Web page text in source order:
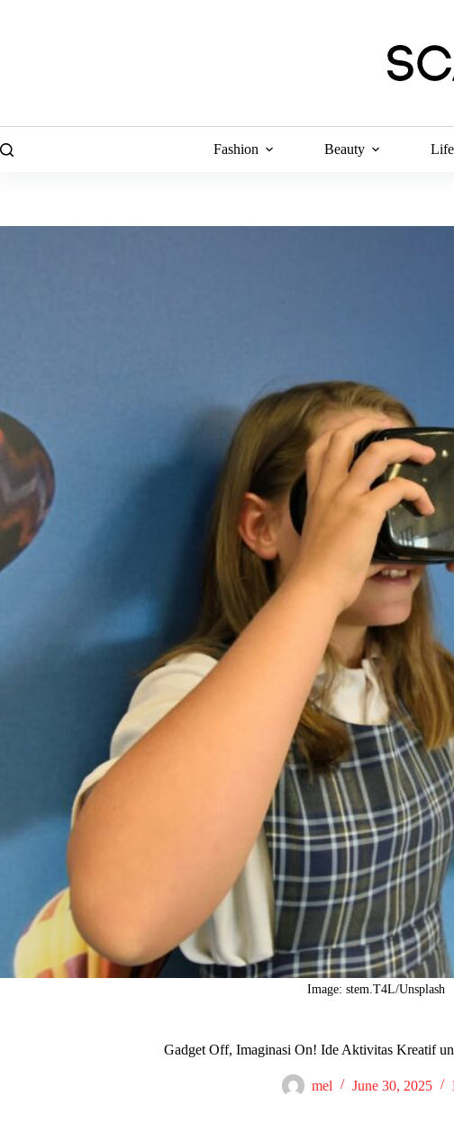
Fashion Beauty
Image: stem.T4L/Unsplash
Gadget Off, Imaginasi On! Ide Aktivitas Kreatif
mel June 30, 2025